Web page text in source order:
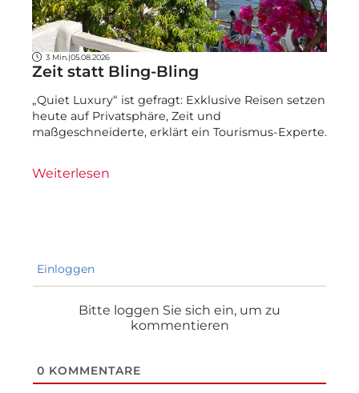
3 Min. |05.08.2026
Zeit statt Bling-Bling
„Quiet Luxury“ ist gefragt: Exklusive Reisen setzen
heute auf Privatsphäre, Zeit und
maßgeschneiderte, erklärt ein Tourismus-Experte.
Weiterlesen
Einloggen
Bitte loggen Sie sich ein, um zu
kommentieren
0 KOMMENTARE